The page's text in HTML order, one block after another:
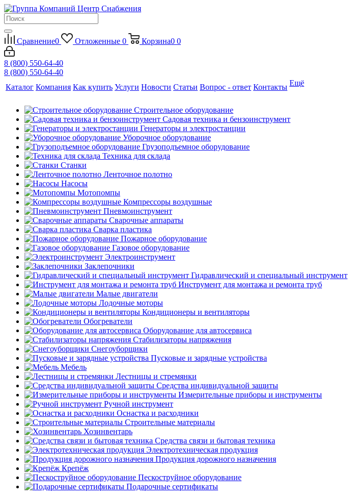
Сравнение0 Отложенные 0 Корзина0 0
8 (800) 550-64-40
8 (800) 550-64-40
Каталог Компания Как купить Услуги Новости Статьи Вопрос - ответ Контакты Ещё
Строительное оборудование
Садовая техника и бензоинструмент
Генераторы и электростанции
Уборочное оборудование
Грузоподъемное оборудование
Техника для склада
Станки
Ленточное полотно
Насосы
Мотопомпы
Компрессоры воздушные
Пневмоинструмент
Сварочные аппараты
Сварка пластика
Пожарное оборудование
Газовое оборудование
Электроинструмент
Заклепочники
Гидравлический и специальный инструмент
Инструмент для монтажа и ремонта труб
Малые двигатели
Лодочные моторы
Кондиционеры и вентиляторы
Обогреватели
Оборудование для автосервиса
Стабилизаторы напряжения
Снегоуборщики
Пусковые и зарядные устройства
Мебель
Лестницы и стремянки
Средства индивидуальной защиты
Измерительные приборы и инструменты
Ручной инструмент
Оснастка и расходники
Строительные материалы
Хозинвентарь
Средства связи и бытовая техника
Электротехническая продукция
Продукция дорожного назначения
Крепёж
Пескоструйное оборудование
Подарочные сертификаты